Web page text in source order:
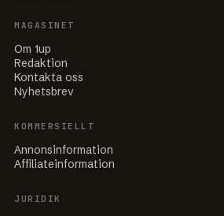
MAGASINET
Om 1up
Redaktion
Kontakta oss
Nyhetsbrev
KOMMERSIELLT
Annonsinformation
Affiliateinformation
JURIDIK